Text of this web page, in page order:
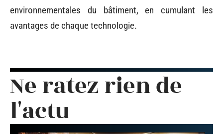
environnementales du bâtiment, en cumulant les
avantages de chaque technologie.
Ne ratez rien de
l'actu